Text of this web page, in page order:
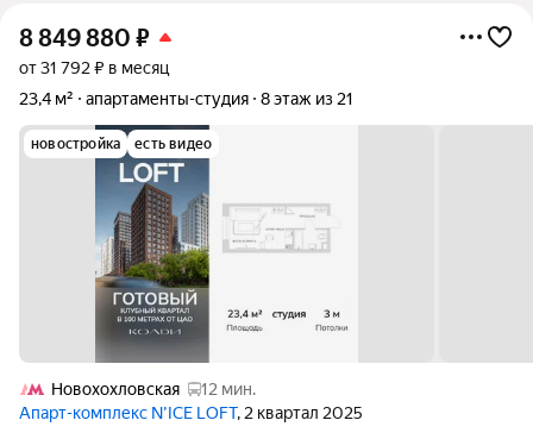
8 849 880 ₽
от 31 792 ₽ в месяц
23,4 м²
апартаменты-студия 8 этаж из 21
новостройка есть видео
Новохохловская
12 мин.
Апарт-комплекс N’ICE LOFT, 2 квартал 2025